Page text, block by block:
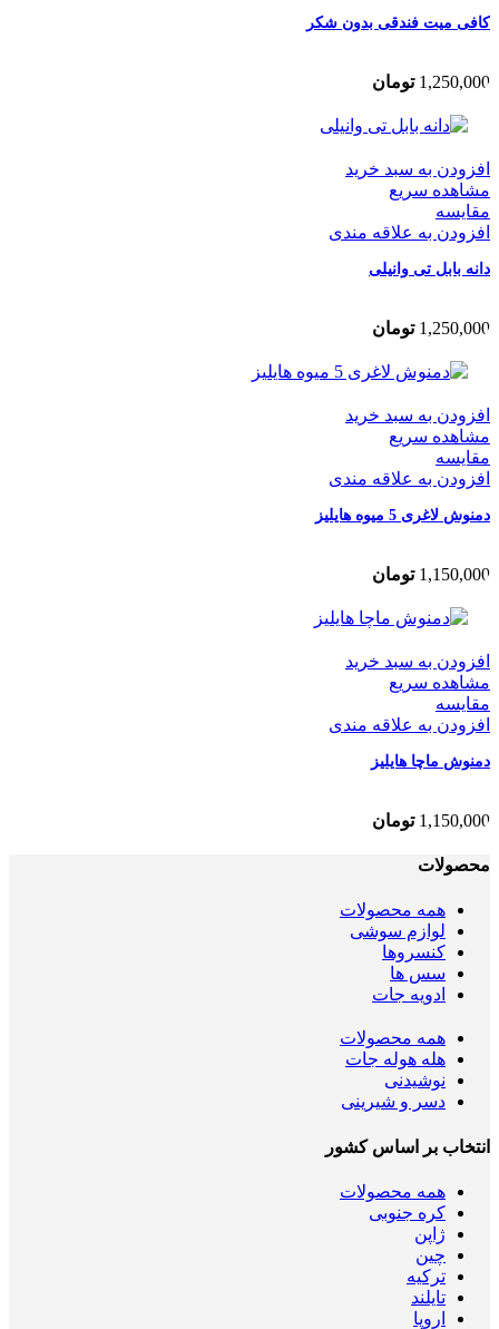
کافی‌ میت فندقی بدون شکر
1,250,000 تومان
افزودن به سبد خرید
مشاهده سریع
مقایسه
افزودن به علاقه مندی
دانه بابل تی وانیلی
1,250,000 تومان
افزودن به سبد خرید
مشاهده سریع
مقایسه
افزودن به علاقه مندی
دمنوش لاغری 5 میوه هایلیز
1,150,000 تومان
افزودن به سبد خرید
مشاهده سریع
مقایسه
افزودن به علاقه مندی
دمنوش ماچا هایلیز
1,150,000 تومان
محصولات
همه محصولات
لوازم سوشی
کنسروها
سس ها
ادویه جات
همه محصولات
هله هوله جات
نوشیدنی
دسر و شیرینی
انتخاب بر اساس کشور
همه محصولات
کره جنوبی
ژاپن
چین
ترکیه
تایلند
اروپا